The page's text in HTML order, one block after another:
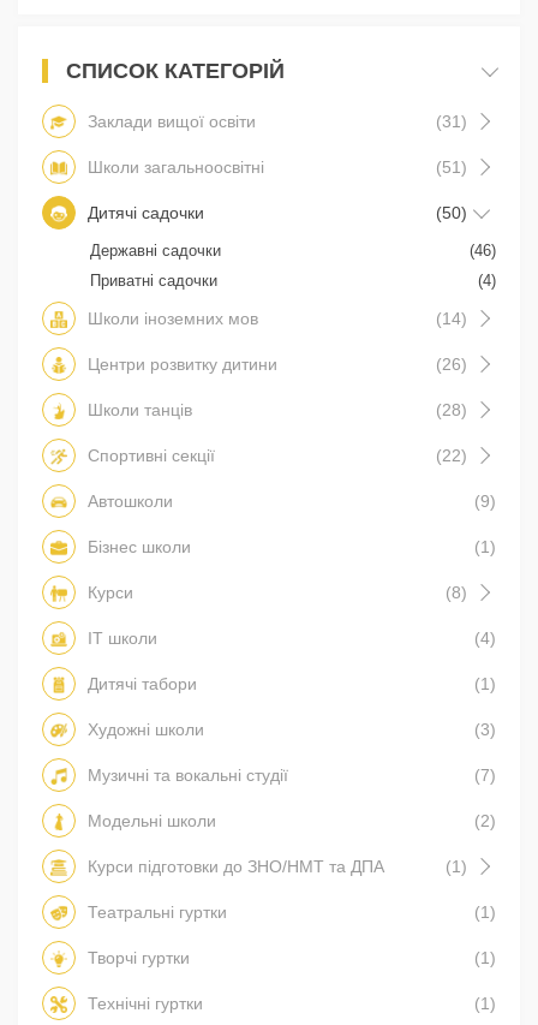
СПИСОК КАТЕГОРІЙ
Заклади вищої освіти (31)
Школи загальноосвітні (51)
Дитячі садочки (50)
Державні садочки
(46)
Приватні садочки
(4)
Школи іноземних мов (14)
Центри розвитку дитини (26)
Школи танців (28)
Спортивні секції (22)
Автошколи (9)
Бізнес школи (1)
Курси (8)
IT школи (4)
Дитячі табори (1)
Художні школи (3)
Музичні та вокальні студії (7)
Модельні школи (2)
Курси підготовки до ЗНО/НМТ та ДПА (1)
Театральні гуртки (1)
Творчі гуртки (1)
Технічні гуртки (1)